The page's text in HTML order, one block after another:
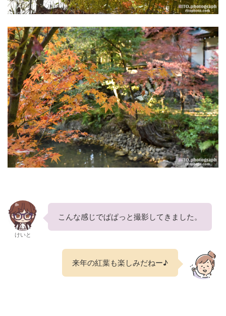
けいと
こんな感じでぱぱっと撮影してきました。
来年の紅葉も楽しみだねー♪